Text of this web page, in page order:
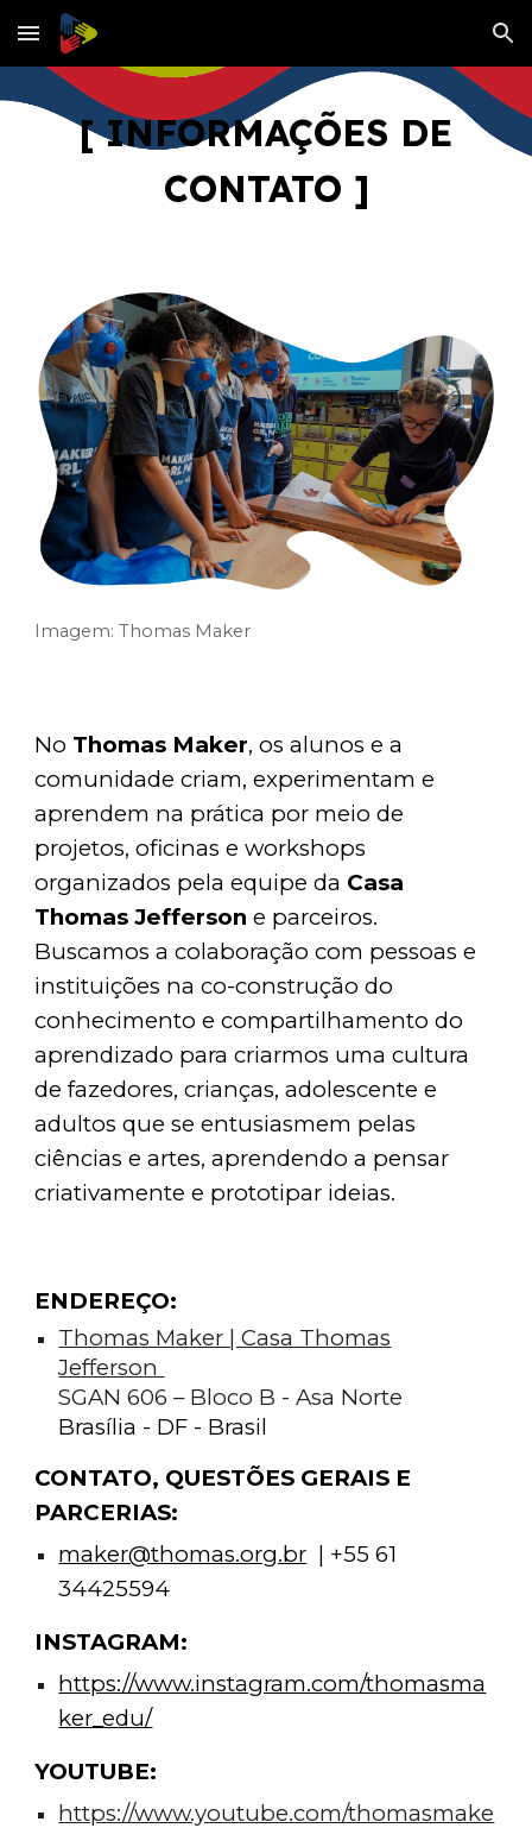
Skip to main content Skip to navigation
[ INFORMAÇÕES DE
CONTATO ]
Imagem: Thomas Maker
No Thomas Maker, os alunos e a
comunidade criam, experimentam e
aprendem na prática por meio de
projetos, oficinas e workshops
organizados pela equipe da Casa
Thomas Jefferson e parceiros.
Buscamos a colaboração com pessoas e
instituições na co-construção do
conhecimento e compartilhamento do
aprendizado para criarmos uma cultura
de fazedores, crianças, adolescente e
adultos que se entusiasmem pelas
ciências e artes, aprendendo a pensar
criativamente e prototipar ideias.
ENDEREÇO:
Thomas Maker | Casa Thomas
Jefferson
SGAN 606 – Bloco B - Asa Norte
Brasília - DF - Brasil
CONTATO, QUESTÕES GERAIS E
PARCERIAS:
maker@thomas.org.br | +55 61
34425594
INSTAGRAM:
https://www.instagram.com/thomasma
ker_edu/
YOUTUBE:
https://www.youtube.com/thomasmake